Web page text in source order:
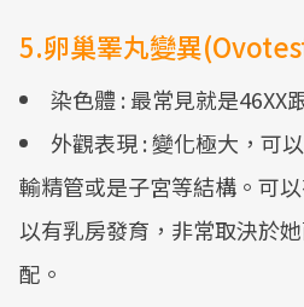
5.卵巢睪丸變異
染色體 : 最常見就是46XX
外觀表現 : 變化極大，可
輸精管或是子宮等結構。可
以有乳房發育，非常取決於
配。